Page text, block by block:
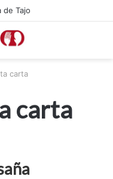
de Tajo
carta
carta